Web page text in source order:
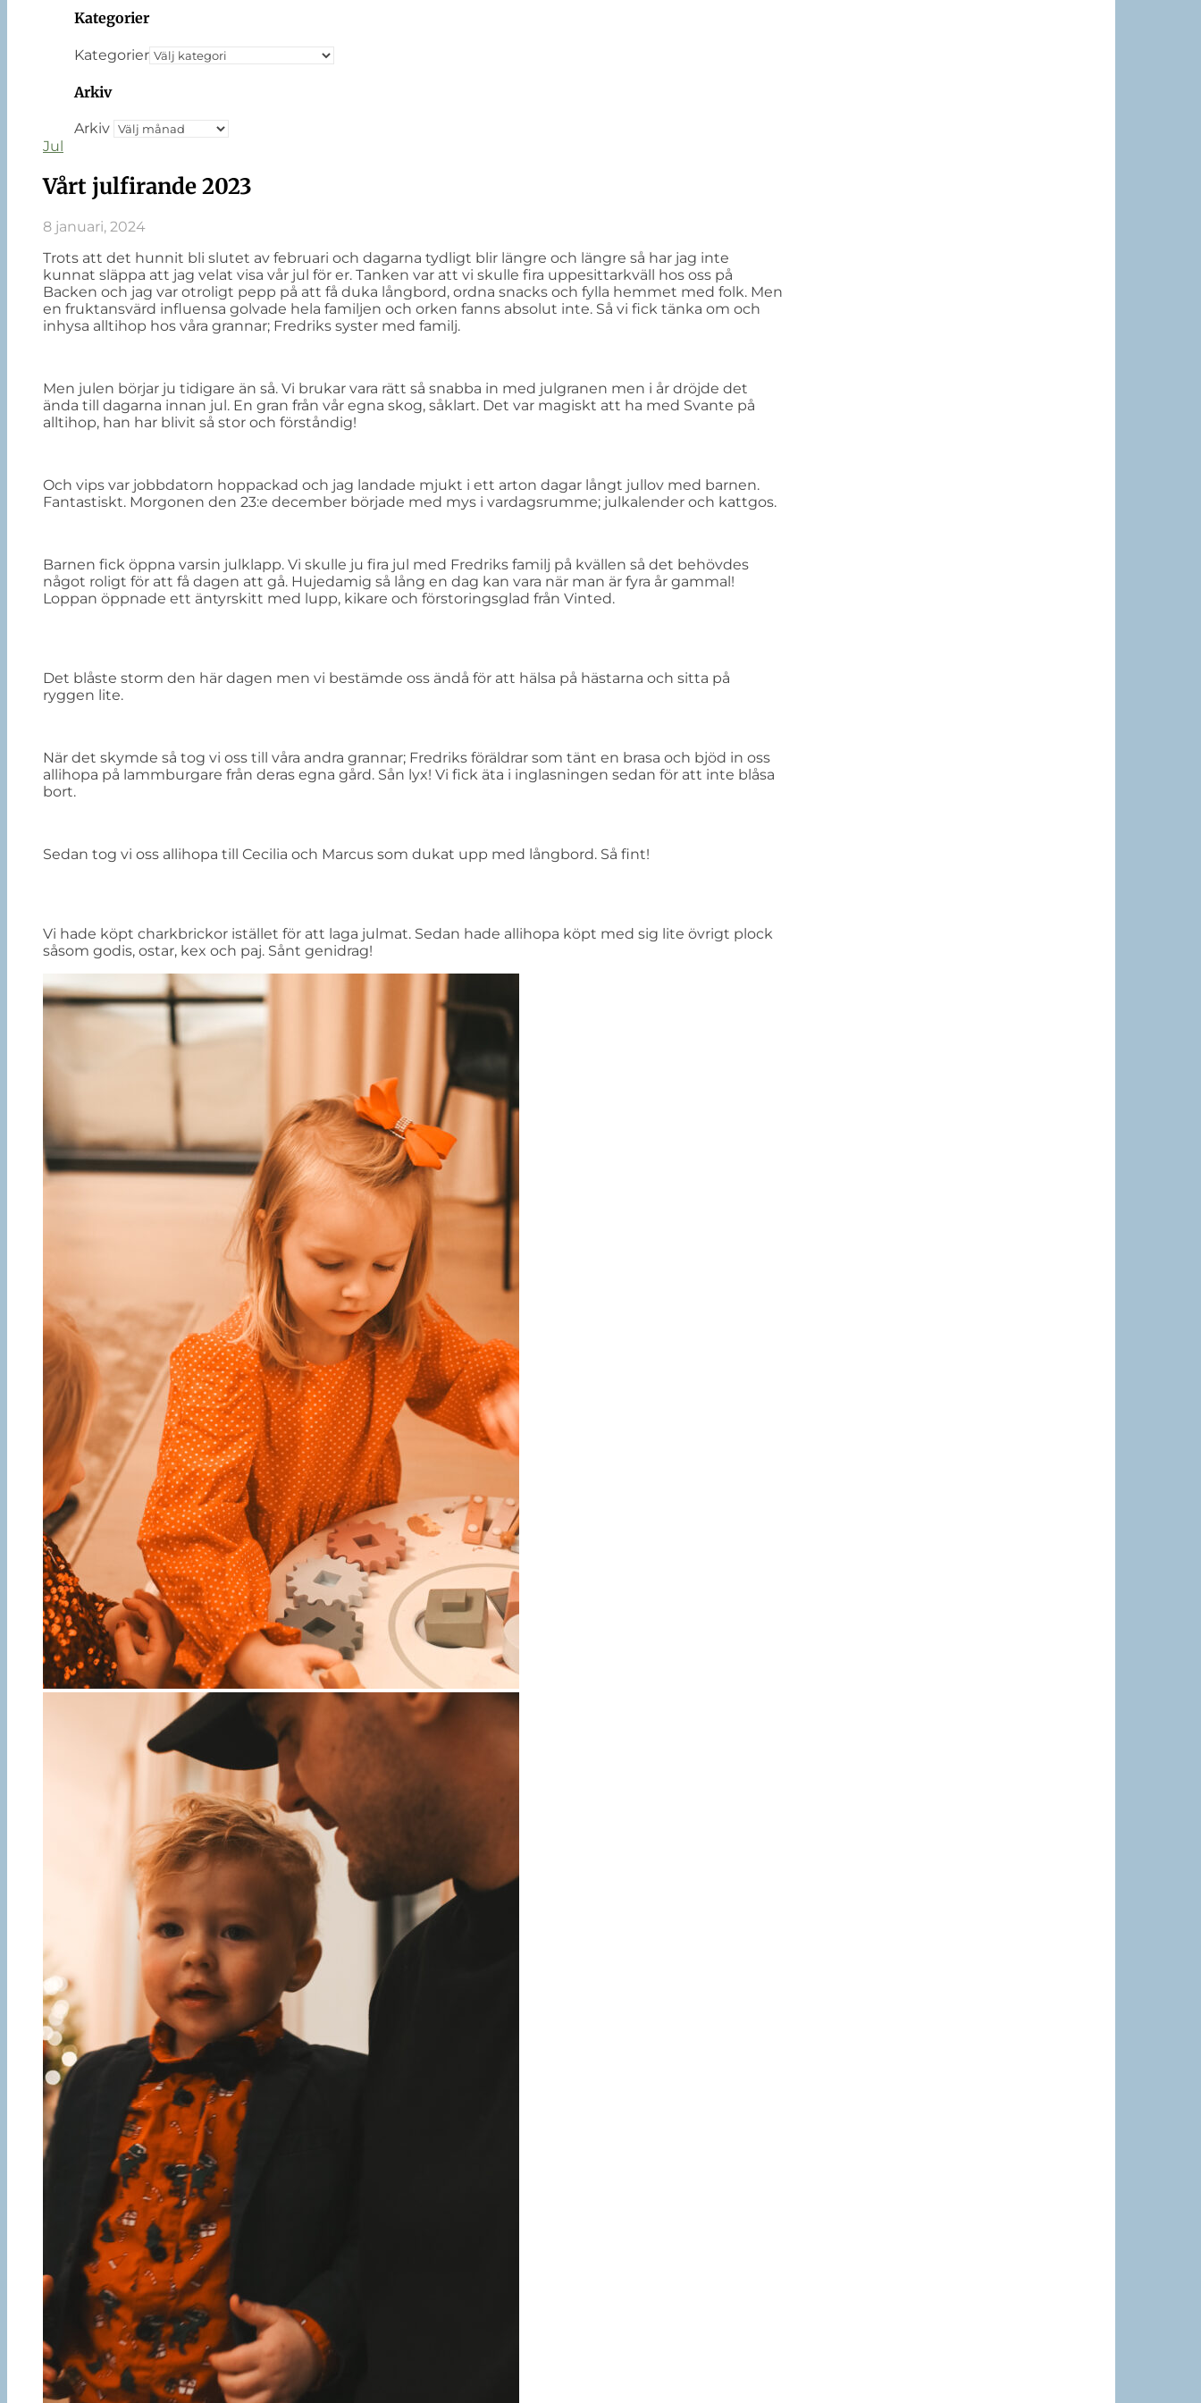
Kategorier
Kategorier
Arkiv
Arkiv
Jul
Vårt julfirande 2023
8 januari, 2024
Trots att det hunnit bli slutet av februari och dagarna tydligt blir längre och längre så har jag inte
kunnat släppa att jag velat visa vår jul för er. Tanken var att vi skulle fira uppesittarkväll hos oss på
Backen och jag var otroligt pepp på att få duka långbord, ordna snacks och fylla hemmet med folk. Men
en fruktansvärd influensa golvade hela familjen och orken fanns absolut inte. Så vi fick tänka om och
inhysa alltihop hos våra grannar; Fredriks syster med familj.
Men julen börjar ju tidigare än så. Vi brukar vara rätt så snabba in med julgranen men i år dröjde det
ända till dagarna innan jul. En gran från vår egna skog, såklart. Det var magiskt att ha med Svante på
alltihop, han har blivit så stor och förståndig!
Och vips var jobbdatorn hoppackad och jag landade mjukt i ett arton dagar långt jullov med barnen.
Fantastiskt. Morgonen den 23:e december började med mys i vardagsrumme; julkalender och kattgos.
Barnen fick öppna varsin julklapp. Vi skulle ju fira jul med Fredriks familj på kvällen så det behövdes
något roligt för att få dagen att gå. Hujedamig så lång en dag kan vara när man är fyra år gammal!
Loppan öppnade ett äntyrskitt med lupp, kikare och förstoringsglad från Vinted.
Det blåste storm den här dagen men vi bestämde oss ändå för att hälsa på hästarna och sitta på
ryggen lite.
När det skymde så tog vi oss till våra andra grannar; Fredriks föräldrar som tänt en brasa och bjöd in oss
allihopa på lammburgare från deras egna gård. Sån lyx! Vi fick äta i inglasningen sedan för att inte blåsa
bort.
Sedan tog vi oss allihopa till Cecilia och Marcus som dukat upp med långbord. Så fint!
Vi hade köpt charkbrickor istället för att laga julmat. Sedan hade allihopa köpt med sig lite övrigt plock
såsom godis, ostar, kex och paj. Sånt genidrag!